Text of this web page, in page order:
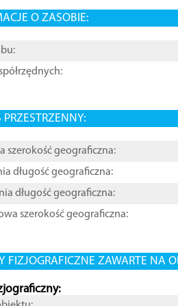
O ZASOBIE:
PRZESTRZENNY:
szerokość geograficzna:
długość geograficzna:
długość geograficzna:
szerokość geograficzna:
FIZJOGRAFICZNE ZAWARTE NA